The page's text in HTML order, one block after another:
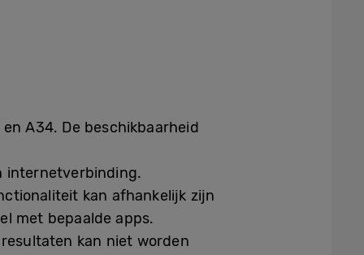
A34. De beschikbaarheid
internetverbinding.
kan afhankelijk zijn
met bepaalde apps.
kan niet worden